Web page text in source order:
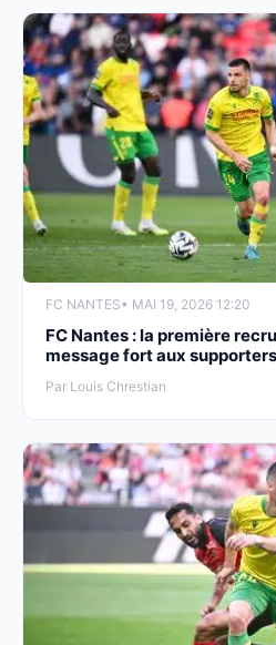
FC NANTES• MAI 19, 2026 12:20
FC Nantes : la première
message fort aux supporters
Par Louis Chrestian